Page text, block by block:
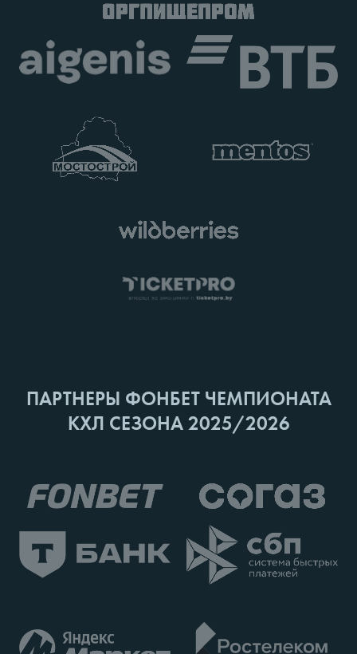
ПАРТНЕРЫ ФОНБЕТ ЧЕМПИОНАТА
КХЛ СЕЗОНА 2025/2026